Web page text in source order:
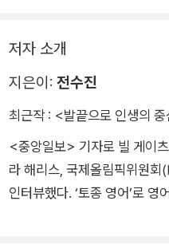
누구나 각자의 바닥을 지나며
생각보다 어렵다. 삶은 완벽
마음속 별 하나를 건져 올리
다.
들어는 봤니? ‘발치광이’라
골짜기에 빠져 있는 그대에게
저자 소개
지은이: 전수진
최근작 : <발끝으로 인생의
<중앙일보> 기자로 빌 게이
라 해리스, 국제올림픽위원
인터뷰했다. ‘토종 영어’로